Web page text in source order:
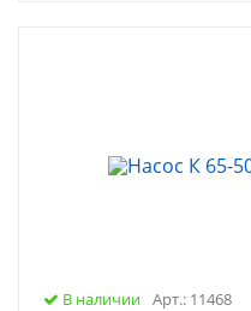
В наличии Арт.: 11468